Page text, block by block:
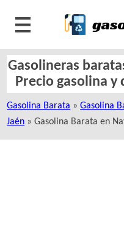
Gasolineras
Precio gasolina y
Gasolina Barata »Gasolina
Jaén » Gasolina Barata en